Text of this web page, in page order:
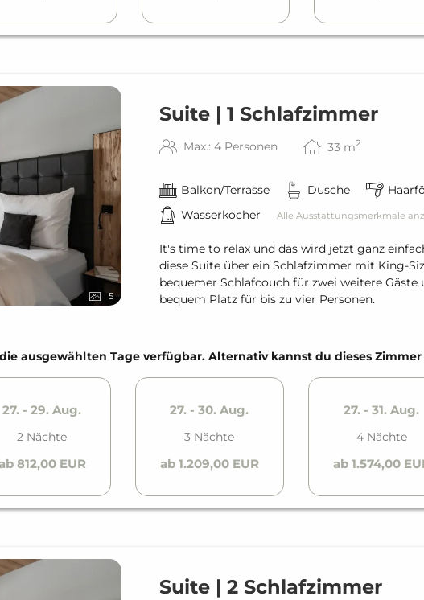
5
Suite | 1 Schlafzimmer
Max.: 4 Personen 33 m2
Balkon/Terrasse Dusche
Wasserkocher
Alle Ausstattungsmerkmale
It's time to relax und das wird jetzt ganz
diese Suite über ein Schlafzimmer mit King-
bequemer Schlafcouch für zwei weitere
bequem Platz für bis zu vier Personen.
ausgewählten Tage verfügbar. Alternativ kannst du dieses
27. - 29. Aug.
2 Nächte
812,00 EUR
27. - 30. Aug.
3 Nächte
ab 1.209,00 EUR
27. - 31. Aug.
4 Nächte
ab 1.574,00
Suite | 2 Schlafzimmer